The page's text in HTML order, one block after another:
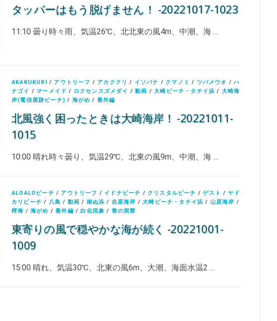
タッパーはもう脱げません！ -20221017-1023
11:10 曇り時々雨、気温26℃、北北東の風4m、中潮、海 …
AKAKUKURI / アウトリーフ / アカククリ / イソバナ / クマノミ / ツバメウオ /ハ
ナゴイ /マーメイド / ロクセンスズメダイ /動画 /大崎ビーチ・タチイ浜 / 大崎海
岸(電信屋跡ビーチ) / 海がめ / 番外編
北風強く困ったときは大崎海岸！ -20221011-
1015
10:00 晴れ時々曇り、気温29℃、北東の風9m、中潮、海 …
ALOALOビーチ / アウトリーフ /イドナビーチ / クリスタルビーチ /ゲスト /ヤド
カリビーチ / 八島 / 動画 / 南ぬ浜 / 吉原海岸 /大崎ビーチ・タチイ浜 / 山原海岸 /
桴海 /海がめ /番外編 /白化現象 / 青の洞窟
東寄りの風で穏やかな海が続く -20221001-
1009
15:00 晴れ、気温30℃、北東の風6m、大潮、海面水温2 …